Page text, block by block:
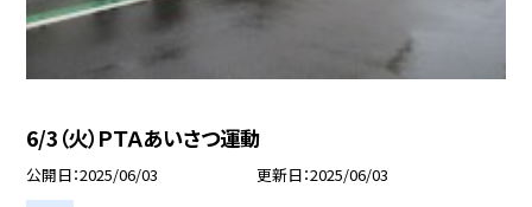
6/3（火）ＰＴＡあいさつ運動
公開日 2025/06/03 更新日 2025/06/03